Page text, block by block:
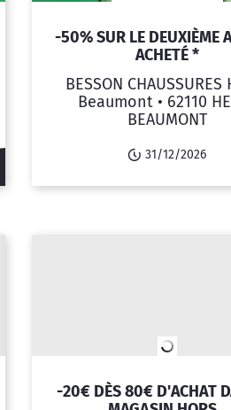
-50% SUR LE DEUXIÈME
ACHETÉ *
BESSON
Beaumont • 62110
BEAUMONT
31/12/2026
-20€ DÈS 80€ D'ACHAT